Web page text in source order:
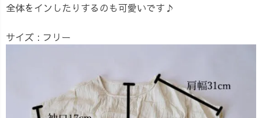
全体をインしたりするのも可愛いです♪
サイズ : フリー